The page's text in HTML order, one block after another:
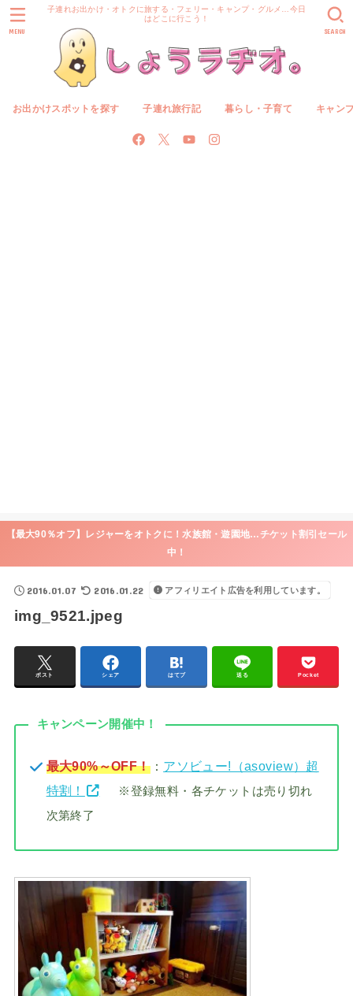
子連れお出かけ・オトクに旅する・フェリー・キャンプ・グルメ…今日
はどこに行こう！
お出かけスポットを探す 子連れ旅行記 暮らし・子育て キャン
SEARCH
MENU
【最大90％オフ】レジャーをオトクに！水族館・遊園地…チケット割引セール
中！
2016.01.07 2016.01.22 アフィリエイト広告を利用しています。
img_9521.jpeg
ポスト シェア はてブ 送る Pocket
キャンペーン開催中！
最大90%～OFF！： アソビュー!（asoview）超
特割！
※登録無料・各チケットは売り切れ
次第終了